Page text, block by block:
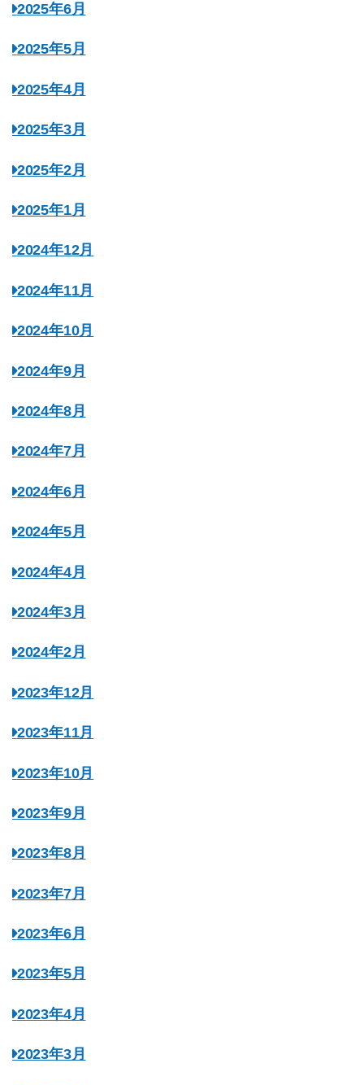
2025年6月
2025年5月
2025年4月
2025年3月
2025年2月
2025年1月
2024年12月
2024年11月
2024年10月
2024年9月
2024年8月
2024年7月
2024年6月
2024年5月
2024年4月
2024年3月
2024年2月
2023年12月
2023年11月
2023年10月
2023年9月
2023年8月
2023年7月
2023年6月
2023年5月
2023年4月
2023年3月